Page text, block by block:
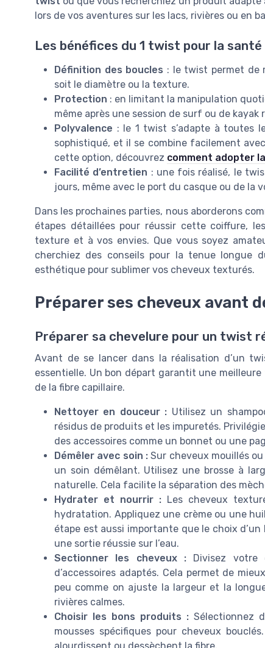
lors de vos aventures sur les lacs, rivières ou en
Les bénéfices du 1 twist pour la
Définition des boucles : le twist permet de
soit le diamètre ou la texture.
Protection : en limitant la manipulation
même après une session de surf ou de kayak
Polyvalence : le 1 twist s’adapte à toutes
sophistiqué, et il se combine facilement
cette option, découvrez comment adopter
Facilité d’entretien : une fois réalisé, le
jours, même avec le port du casque ou de la
Dans les prochaines parties, nous aborderons
étapes détaillées pour réussir cette coiffure,
texture et à vos envies. Que vous soyez
cherchiez des conseils pour la tenue
esthétique pour sublimer vos cheveux texturés.
Préparer ses cheveux avant
Préparer sa chevelure pour un twist
Avant de se lancer dans la réalisation d’un
essentielle. Un bon départ garantit une
de la fibre capillaire.
Nettoyer en douceur : Utilisez un
résidus de produits et les impuretés.
des accessoires comme un bonnet ou une
Démêler avec soin :Sur cheveux mouillés
un soin démêlant. Utilisez une brosse à
naturelle. Cela facilite la séparation des
Hydrater et nourrir : Les cheveux
hydratation. Appliquez une crème ou une
étape est aussi importante que le choix
une sortie réussie sur l’eau.
Sectionner les cheveux : Divisez votre
d’accessoires adaptés. Cela permet de
peu comme on ajuste la largeur et la
rivières calmes.
Choisir les bons produits : Sélectionnez
mousses spécifiques pour cheveux